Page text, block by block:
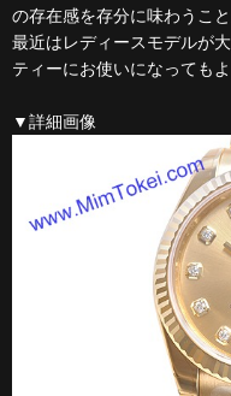
の存在感を存分に味わうこ
最近はレディースモデルが
ティーにお使いになっても
▼詳細画像